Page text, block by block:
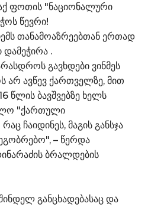
ფოთის "ნაციონალური
წევრი!
თანამოაზრეებთან ერთად
.
გავხდები ვინმეს
ავწევ ქართველზე, მით
წლის ბავშვებზე ხელს
"ქართული
ჩაიდინეს, მაგის განსჯა
– წერდა
ბრალდების
განცხადებასაც და